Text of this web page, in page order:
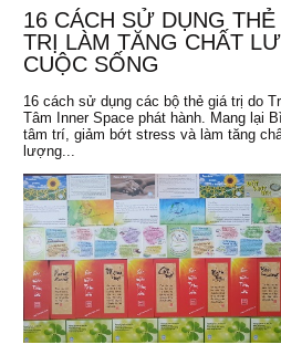
16 CÁCH SỬ DỤNG
TRỊ LÀM TĂNG CHẤT
CUỘC SỐNG
16 cách sử dụng các bộ thẻ giá trị do
Tâm Inner Space phát hành. Mang lại
tâm trí, giảm bớt stress và làm tăng
lượng...